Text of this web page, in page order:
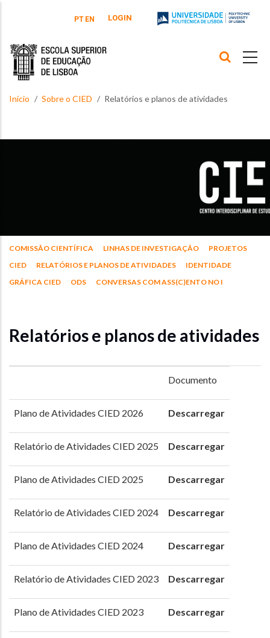
PT EN LOGIN
Início Sobre o CIED Relatórios e planos de atividades
COMISSÃO CIENTÍFICA LINHAS DE INVESTIGAÇÃO
PROJETOS
CIED
RELATÓRIOS E PLANOS DE ATIVIDADES
IDENTIDADE
GRÁFICA CIED
ODS CONVERSAS COM ASS(C)ENTO NO I
Relatórios e planos de atividades
Documento
Plano de Atividades CIED 2026 Descarregar
Relatório de Atividades CIED 2025 Descarregar
Plano de Atividades CIED 2025 Descarregar
Relatório de Atividades CIED 2024 Descarregar
Plano de Atividades CIED 2024 Descarregar
Relatório de Atividades CIED 2023 Descarregar
Plano de Atividades CIED 2023 Descarregar